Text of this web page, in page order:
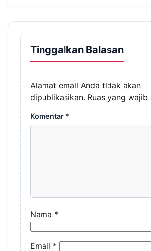
Tinggalkan Balasan
Alamat email Anda tidak akan
dipublikasikan. Ruas yang wajib
Komentar *
Nama *
Email *